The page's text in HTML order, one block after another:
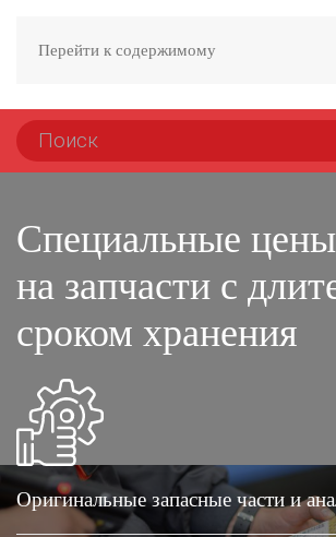
Перейти к содержимому
Специальные цены
на запчасти с
сроком хранения
Оригинальные запасные части и